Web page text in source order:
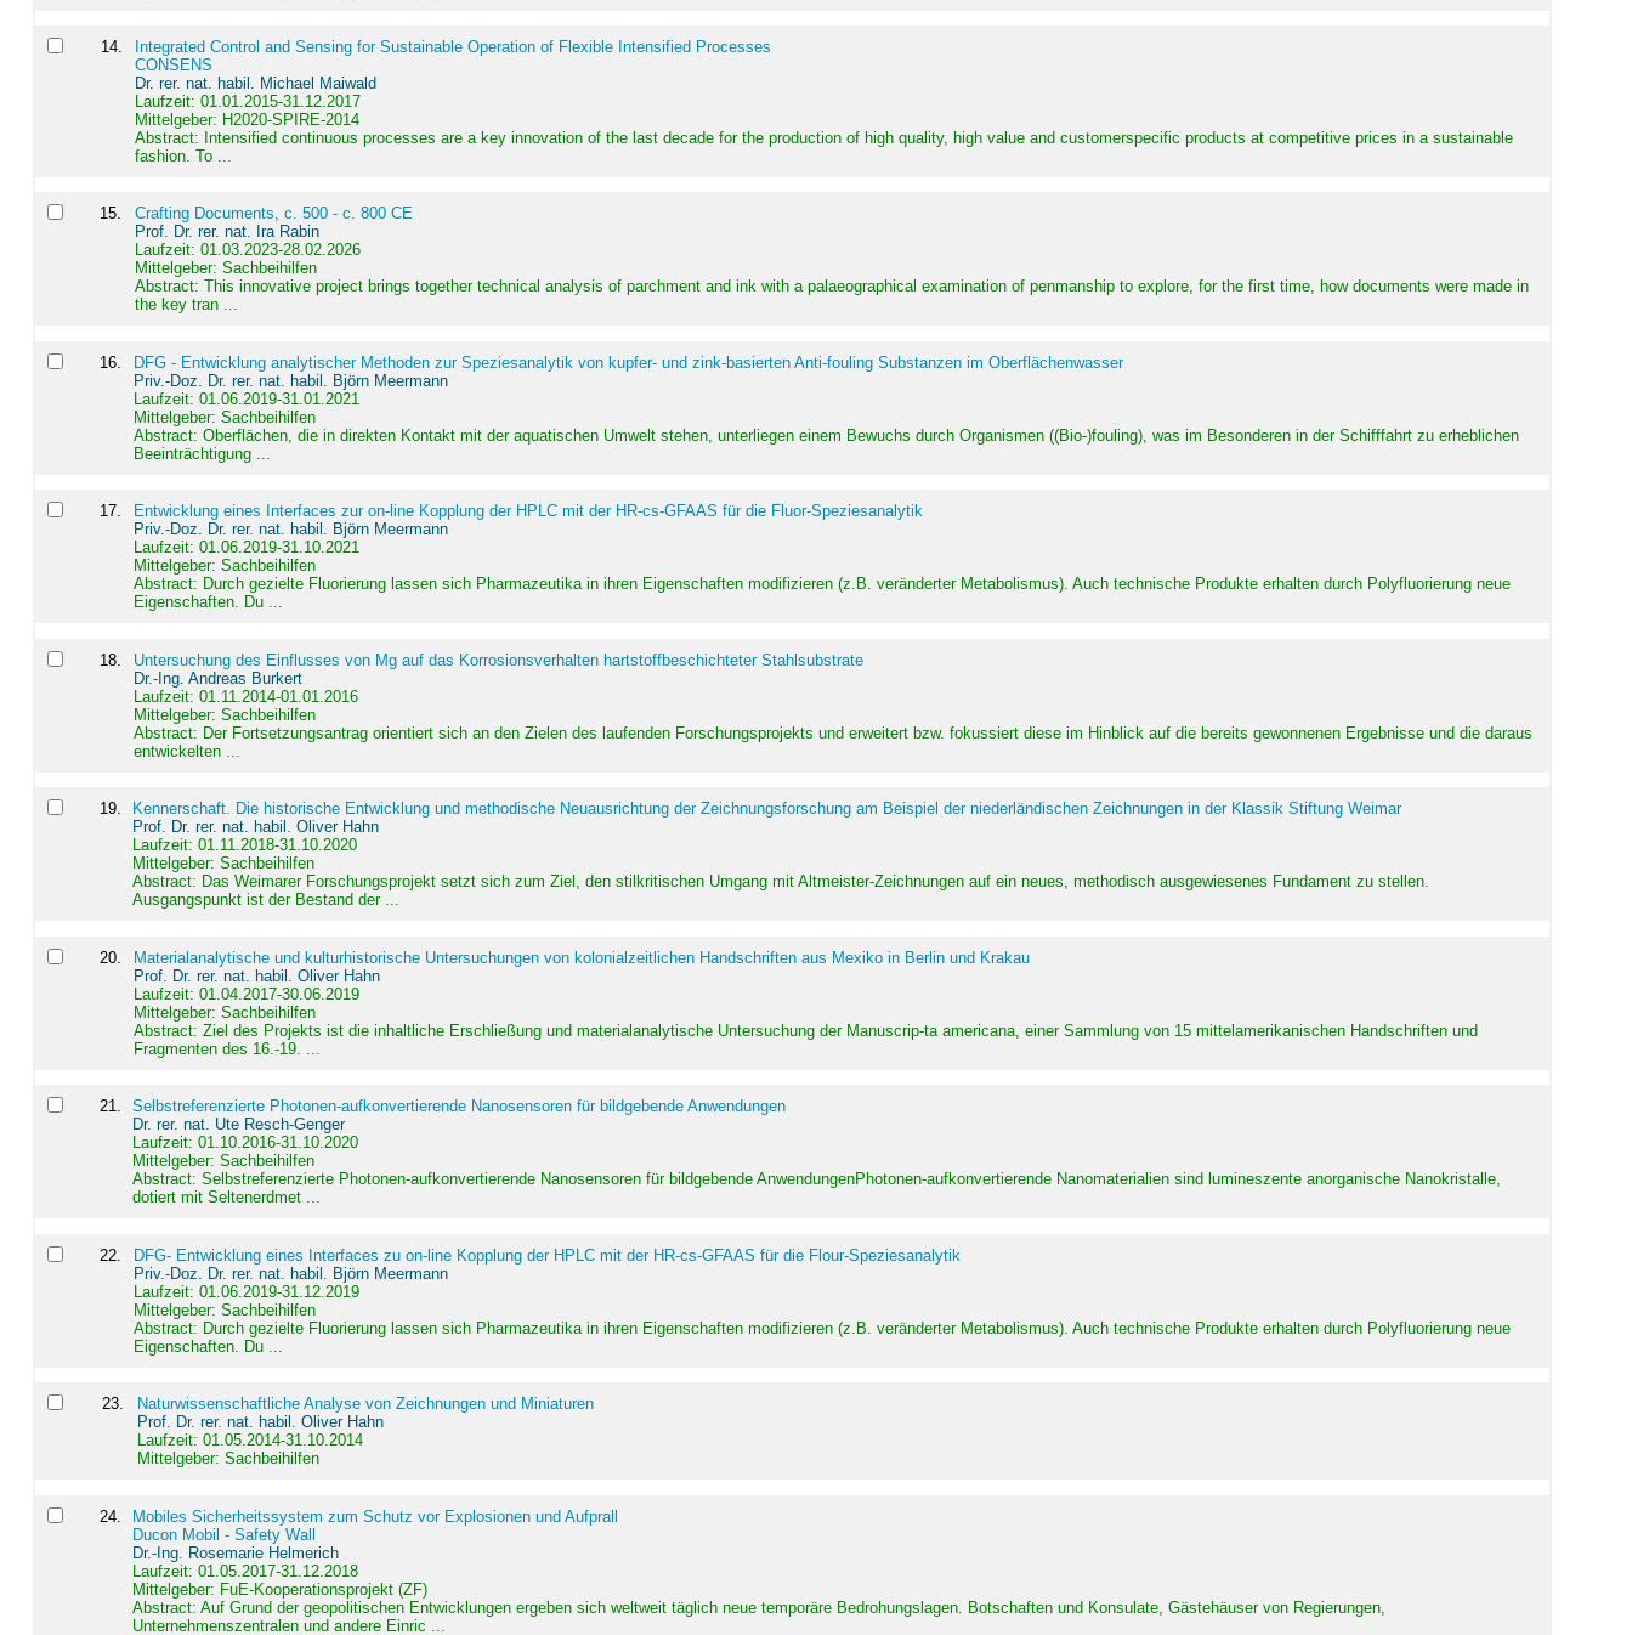
14.
Integrated Control and Sensing for Sustainable Operation of Flexible Intensified Processes
CONSENS
Dr. rer. nat. habil. Michael Maiwald
Laufzeit: 01.01.2015-31.12.2017
Mittelgeber: H2020-SPIRE-2014
Abstract: Intensified continuous processes are a key innovation of the last decade for the production of high quality, high value and customerspecific products at competitive prices in a sustainable
fashion. To ...
15.
Crafting Documents, c. 500 - c. 800 CE
Prof. Dr. rer. nat. Ira Rabin
Laufzeit: 01.03.2023-28.02.2026
Mittelgeber: Sachbeihilfen
Abstract: This innovative project brings together technical analysis of parchment and ink with a palaeographical examination of penmanship to explore, for the first time, how documents were made in
the key tran ...
16
DFG - Entwicklung analytischer Methoden zur Speziesanalytik von kupfer- und zink-basierten Anti-fouling Substanzen im Oberflächenwasser
Priv.-Doz. Dr. rer. nat. habil. Björn Meermann
Laufzeit: 01.06.2019-31.01.2021
Mittelgeber: Sachbeihilfen
Abstract:Oberflächen, die in direkten Kontakt mit der aquatischen Umwelt stehen, unterliegen einem Bewuchs durch Organismen ((Bio-)fouling), was im Besonderen in der Schifffahrt zu erheblichen
Beeinträchtigung ...
17.
Entwicklung eines Interfaces zur on-line Kopplung der HPLC mit der HR-cs-GFAAS für die Fluor-Speziesanalytik
Priv.-Doz. Dr. rer. nat. habil. Björn Meermann
Laufzeit: 01.06.2019-31.10.2021
Mittelgeber: Sachbeihilfen
Abstract: Durch gezielte Fluorierung lassen sich Pharmazeutika in ihren Eigenschaften modifizieren (z.B. veränderter Metabolismus). Auch technische Produkte erhalten durch Polyfluorierung neue
Eigenschaften. Du ...
18
Untersuchung des Einflusses von Mg auf das Korrosionsverhalten hartstoffbeschichteter Stahlsubstrate
Dr.-Ing. Andreas Burkert
Laufzeit: 01.11.2014-01.01.2016
Mittelgeber: Sachbeihilfen
Abstract: Der Fortsetzungsantrag orientiert sich an den Zielen des laufenden Forschungsprojekts und erweitert bzw. fokussiert diese im Hinblick auf die bereits gewonnenen Ergebnisse und die daraus
entwickelten ...
19.
Kennerschaft. Die historische Entwicklung und methodische Neuausrichtung der Zeichnungsforschung am Beispiel der niederländischen Zeichnungen in der Klassik Stiftung Weimar
Prof. Dr. rer. nat. habil. Oliver Hahn
Laufzeit: 01.11.2018-31.10.2020
Mittelgeber: Sachbeihilfen
Abstract: Das Weimarer Forschungsprojekt setzt sich zum Ziel, den stilkritischen Umgang mit Altmeister-Zeichnungen auf ein neues, methodisch ausgewiesenes Fundament zu stellen.
Ausgangspunkt ist der Bestand der ...
20
Materialanalytische und kulturhistorische Untersuchungen von kolonialzeitlichen Handschriften aus Mexiko in Berlin und Krakau
Prof. Dr. rer. nat. habil. Oliver Hahn
Laufzeit: 01.04.2017-30.06.2019
Mittelgeber: Sachbeihilfen
Abstract: Ziel des Projekts ist die inhaltliche Erschließung und materialanalytische Untersuchung der Manuscrip-ta americana, einer Sammlung von 15 mittelamerikanischen Handschriften und
Fragmenten des 16.-19. ...
21.
Selbstreferenzierte Photonen-aufkonvertierende Nanosensoren für bildgebende Anwendungen
Dr. rer. nat. Ute Resch-Genger
Laufzeit: 01.10.2016-31.10.2020
Mittelgeber: Sachbeihilfen
Abstract:Selbstreferenzierte Photonen-aufkonvertierende Nanosensoren für bildgebende AnwendungenPhotonen-aufkonvertierende Nanomaterialien sind lumineszente anorganische Nanokristalle,
dotiert mit Seltenerdmet ...
22
DFG- Entwicklung eines Interfaces zu on-line Kopplung der HPLC mit der HR-cs-GFAAS für die Flour-Speziesanalytik
Priv.-Doz. Dr. rer. nat. habil. Björn Meermann
Laufzeit: 01.06.2019-31.12.2019
Mittelgeber: Sachbeihilfen
Abstract: Durch gezielte Fluorierung lassen sich Pharmazeutika in ihren Eigenschaften modifizieren (z.B. veränderter Metabolismus). Auch technische Produkte erhalten durch Polyfluorierung neue
Eigenschaften. Du ...
23.
Naturwissenschaftliche Analyse von Zeichnungen und Miniaturen
Prof. Dr. rer. nat. habil. Oliver Hahn
Laufzeit: 01.05.2014-31.10.2014
Mittelgeber: Sachbeihilfen
24.
Mobiles Sicherheitssystem zum Schutz vor Explosionen und Aufprall
Ducon Mobil - Safety Wall
Dr.-Ing. Rosemarie Helmerich
Laufzeit: 01.05.2017-31.12.2018
Mittelgeber: FuE-Kooperationsprojekt (ZF)
Abstract:Auf Grund der geopolitischen Entwicklungen ergeben sich weltweit täglich neue temporäre Bedrohungslagen. Botschaften und Konsulate, Gästehäuser von Regierungen,
Unternehmenszentralen und andere Einric ...